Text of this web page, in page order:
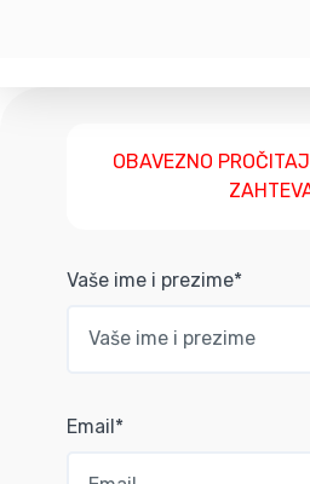
OBAVEZNO
Vaše ime i prezime*
Email*